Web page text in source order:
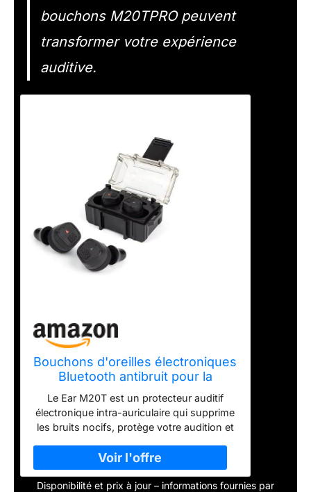
bouchons M20TPRO peuvent
transformer votre expérience
auditive.
Bouchons d'oreilles électroniques
Bluetooth antibruit pour la
chasse, le tir tactique, les
événements militaires, les
événements musicaux, les
perçages, l'usine (noir,
M20TPRO)
Le Ear M20T est un protecteur auditif
électronique intra-auriculaire qui supprime
les bruits nocifs, protège votre audition et
distorsion, afin que vous puissiez
améliorer la connaissance de la situation et
la communication de votre champ de tir.
Disponibilité et prix à jour – informations fournies par